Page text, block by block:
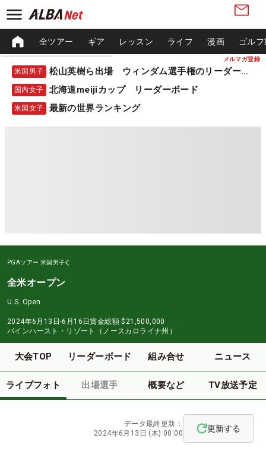
メルマガ登録
全ツアー ギア レッスン ライフ 漫画 ゴル
米国男子 松山英樹ら出場 ウィンダム選手権のリーダーボード
国内女子 北海道meijiカップ リーダーボード
米国女子 最新の世界ランキング
PGAツアー 米国男子
全米オープン
U.S. Open
2024年6月13日-6月16日賞金総額 $21,500,000
パインハースト・リゾート（ノースカロライナ州）
大会TOP リーダーボード 組み合せ ニュース
ライブフォト 出場選手 概要など TV放送予定
データ最終更新：
2024年6月13日 (木) 00:00
更新する